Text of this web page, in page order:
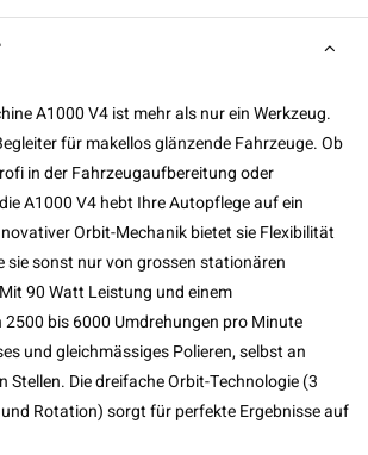
A1000 V4 ist mehr als nur ein Werkzeug.
für makellos glänzende Fahrzeuge. Ob
in der Fahrzeugaufbereitung oder
A1000 V4 hebt Ihre Autopflege auf ein
Orbit-Mechanik bietet sie Flexibilität
sie sonst nur von grossen stationären
90 Watt Leistung und einem
2500 bis 6000 Umdrehungen pro Minute
und gleichmässiges Polieren, selbst an
Stellen. Die dreifache Orbit-Technologie (3
Rotation) sorgt für perfekte Ergebnisse auf